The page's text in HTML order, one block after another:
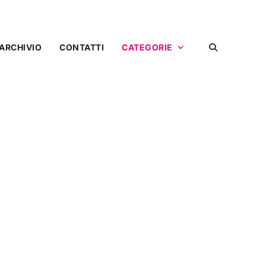
CONTATTI CATEGORIE